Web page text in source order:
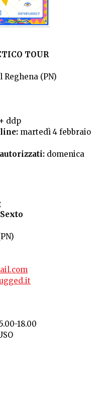
TOUR
Reghena (PN)
ddp
martedì 4 febbraio
domenica
18.00